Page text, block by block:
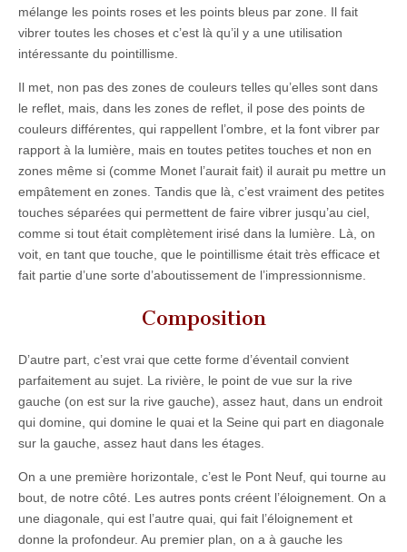
mélange les points roses et les points bleus par zone. Il fait
vibrer toutes les choses et c’est là qu’il y a une utilisation
intéressante du pointillisme.
Il met, non pas des zones de couleurs telles qu’elles sont dans
le reflet, mais, dans les zones de reflet, il pose des points de
couleurs différentes, qui rappellent l’ombre, et la font vibrer par
rapport à la lumière, mais en toutes petites touches et non en
zones même si (comme Monet l’aurait fait) il aurait pu mettre un
empâtement en zones. Tandis que là, c’est vraiment des petites
touches séparées qui permettent de faire vibrer jusqu’au ciel,
comme si tout était complètement irisé dans la lumière. Là, on
voit, en tant que touche, que le pointillisme était très efficace et
fait partie d’une sorte d’aboutissement de l’impressionnisme.
Composition
D’autre part, c’est vrai que cette forme d’éventail convient
parfaitement au sujet. La rivière, le point de vue sur la rive
gauche (on est sur la rive gauche), assez haut, dans un endroit
qui domine, qui domine le quai et la Seine qui part en diagonale
sur la gauche, assez haut dans les étages.
On a une première horizontale, c’est le Pont Neuf, qui tourne au
bout, de notre côté. Les autres ponts créent l’éloignement. On a
une diagonale, qui est l’autre quai, qui fait l’éloignement et
donne la profondeur. Au premier plan, on a à gauche les